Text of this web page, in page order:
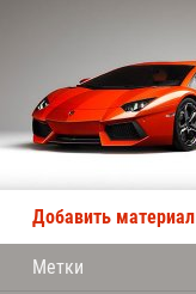
Добавить материал
Метки